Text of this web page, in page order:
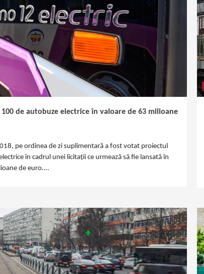
de autobuze electrice în valoare de 63 milioane
pe ordinea de zi suplimentară a fost votat proiectul
în cadrul unei licitații ce urmează să fie lansată în
de euro.…